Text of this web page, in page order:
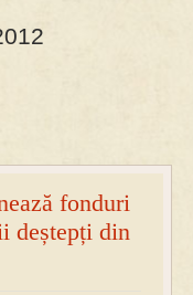
cu gulere albe
fonduri
deștepți din